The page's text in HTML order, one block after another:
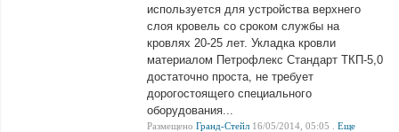
используется для устройства верхнего
слоя кровель со сроком службы на
кровлях 20-25 лет. Укладка кровли
материалом Петрофлекс Стандарт ТКП-5,0
достаточно проста, не требует
дорогостоящего специального
оборудования...
Размещено Гранд-Стейл 16/05/2014, 05:05 . Еще